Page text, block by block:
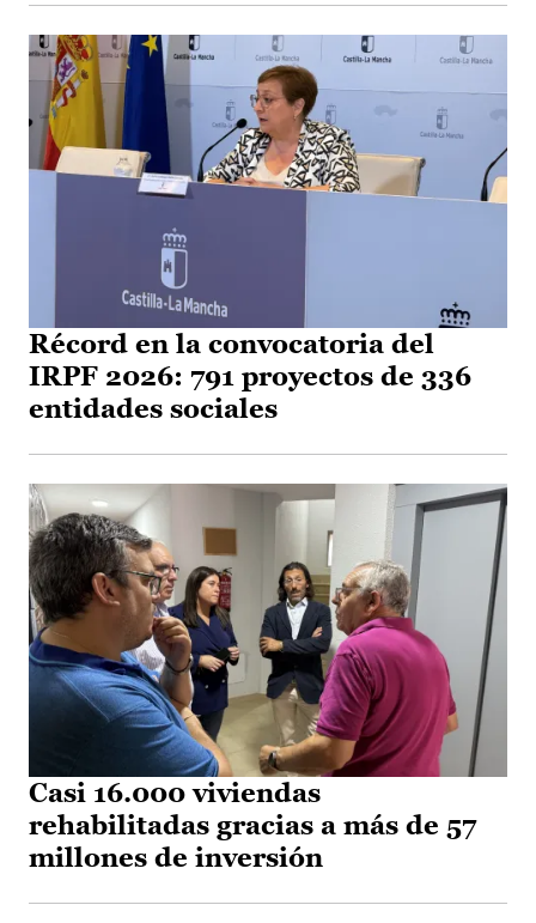
Récord en la convocatoria del
IRPF 2026: 791 proyectos de 336
entidades sociales
Casi 16.000 viviendas
rehabilitadas gracias a más de 57
millones de inversión